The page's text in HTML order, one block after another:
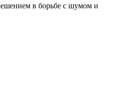
в борьбе с шумом и